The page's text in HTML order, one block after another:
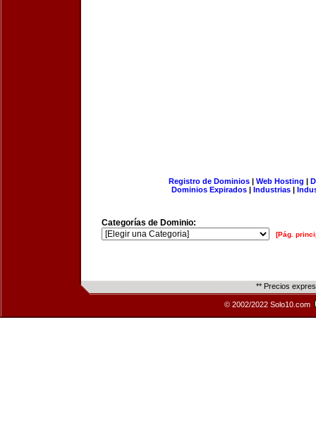
Registro de Dominios| Web Hosting |
Dominios Expirados | Industrias |
Categorías de Dominio:
[Pág.
** Precios
© 2002/2022 Solo10.com